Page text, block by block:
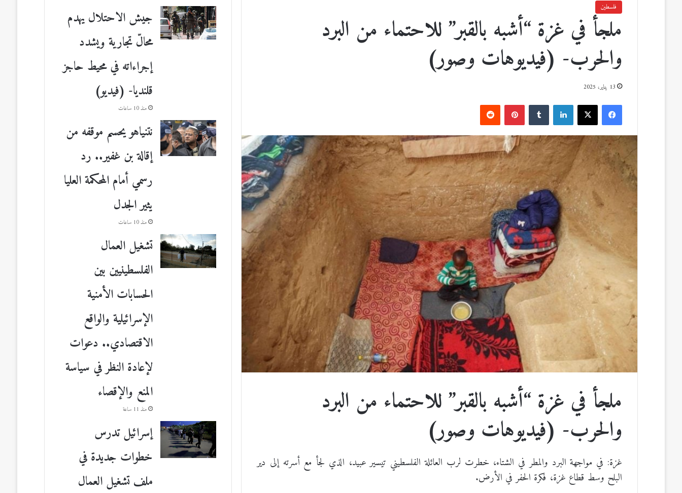
فلسطين
ملجأ في غزة “أشبه بالقبر” للاحتماء من البرد
والحرب- (فيديوهات وصور)
13 يناير، 2025
ي
س
ب
و
ك
X
ي
ن
ك
د
إ
ن
T
u
m
b
l
r
ي
ن
ت
ي
ر
ي
س
ت
R
e
d
d
i
t
ملجأ في غزة “أشبه بالقبر” للاحتماء من البرد
والحرب- (فيديوهات وصور)
غزة: في مواجهة البرد والمطر في الشتاء، خطرت لرب العائلة الفلسطيني تيسير عبيد، الذي لجأ مع أسرته إلى دير
البلح وسط قطاع غزة، فكرة الحفر في الأرض.
جيش الاحتلال يهدم
محالّ تجارية ويشدد
إجراءاته في محيط حاجز
قلنديا- (فيديو)
منذ 10 ساعات
نتنياهو يحسم موقفه من
إقالة بن غفير.. رد
رسمي أمام المحكمة العليا
يثير الجدل
منذ 10 ساعات
تشغيل العمال
الفلسطينيين بين
الحسابات الأمنية
الإسرائيلية والواقع
الاقتصادي.. دعوات
لإعادة النظر في سياسة
المنع والإقصاء
منذ 11 ساعة
إسرائيل تدرس
خطوات جديدة في
ملف تشغيل العمال